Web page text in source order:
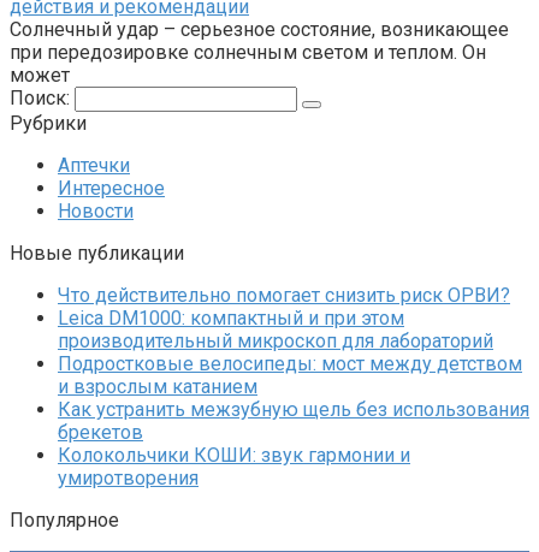
действия и рекомендации
Солнечный удар – серьезное состояние, возникающее
при передозировке солнечным светом и теплом. Он
может
Поиск:
Рубрики
Аптечки
Интересное
Новости
Новые публикации
Что действительно помогает снизить риск ОРВИ?
Leica DM1000: компактный и при этом
производительный микроскоп для лабораторий
Подростковые велосипеды: мост между детством
и взрослым катанием
Как устранить межзубную щель без использования
брекетов
Колокольчики КОШИ: звук гармонии и
умиротворения
Популярное